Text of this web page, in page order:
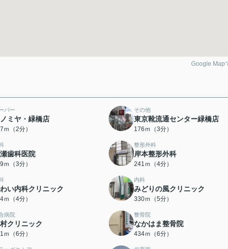
Google Map
パー
ミヤ・緑橋店
ｍ（2分）
その他
東京靴流通センター緑橋店
176ｍ（3分）
歯科医院
ｍ（3分）
整形外科
岸本整形外科
241ｍ（4分）
い内科クリニック
ｍ（4分）
内科
みどりの風クリニック
330ｍ（5分）
病院
クリニック
ｍ（6分）
整骨院
なかはま整骨院
434ｍ（6分）